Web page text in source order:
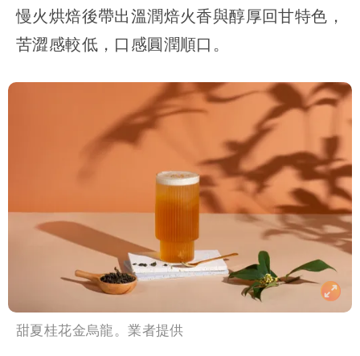
慢火烘焙後帶出溫潤焙火香與醇厚回甘特色，
苦澀感較低，口感圓潤順口。
甜夏桂花金烏龍。業者提供